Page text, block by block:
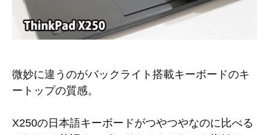
微妙に違うのがバックライト搭載キーボードのキ
ートップの質感。
X250の日本語キーボードがつやつやなのに比べる